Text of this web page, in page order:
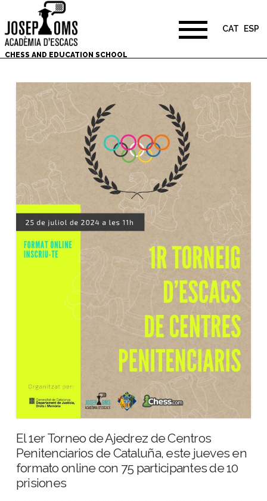
CHESS AND EDUCATION SCHOOL
CAT ESP
El 1er Torneo de Ajedrez de Centros
Penitenciarios de Cataluña, este jueves en
formato online con 75 participantes de 10
prisiones